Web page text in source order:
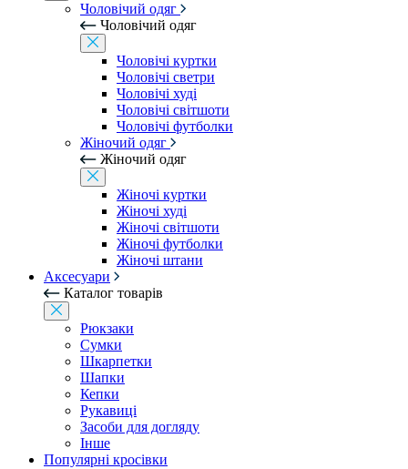
Чоловічий одяг
Чоловічий одяг
Чоловічі куртки
Чоловічі светри
Чоловічі худі
Чоловічі світшоти
Чоловічі футболки
Жіночий одяг
Жіночий одяг
Жіночі куртки
Жіночі худі
Жіночі світшоти
Жіночі футболки
Жіночі штани
Аксесуари
Каталог товарів
Рюкзаки
Сумки
Шкарпетки
Шапки
Кепки
Рукавиці
Засоби для догляду
Інше
Популярні кросівки